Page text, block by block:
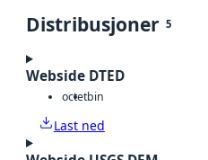
Distribusjoner 5
Webside DTED
octetbin
Last ned